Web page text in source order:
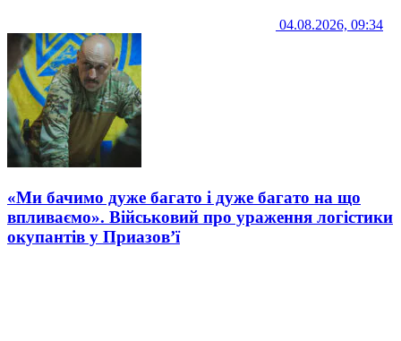
04.08.2026, 09:34
«Ми бачимо дуже багато і дуже багато на що
впливаємо». Військовий про ураження логістики
окупантів у Приазов’ї